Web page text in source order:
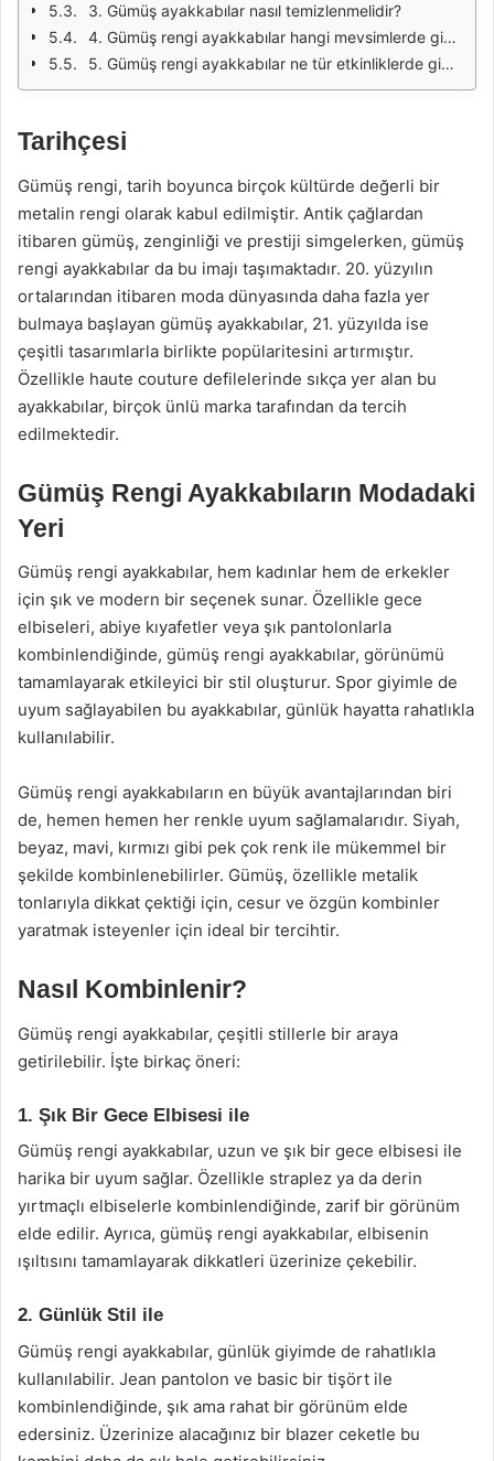
3. Gümüş ayakkabılar nasıl temizlenmelidir?
4. Gümüş rengi ayakkabılar hangi mevsimlerde giyilebilir?
5. Gümüş rengi ayakkabılar ne tür etkinliklerde giyilebilir?
Tarihçesi
Gümüş rengi, tarih boyunca birçok kültürde değerli bir
metalin rengi olarak kabul edilmiştir. Antik çağlardan
itibaren gümüş, zenginliği ve prestiji simgelerken, gümüş
rengi ayakkabılar da bu imajı taşımaktadır. 20. yüzyılın
ortalarından itibaren moda dünyasında daha fazla yer
bulmaya başlayan gümüş ayakkabılar, 21. yüzyılda ise
çeşitli tasarımlarla birlikte popülaritesini artırmıştır.
Özellikle haute couture defilelerinde sıkça yer alan bu
ayakkabılar, birçok ünlü marka tarafından da tercih
edilmektedir.
Gümüş Rengi Ayakkabıların Modadaki
Yeri
Gümüş rengi ayakkabılar, hem kadınlar hem de erkekler
için şık ve modern bir seçenek sunar. Özellikle gece
elbiseleri, abiye kıyafetler veya şık pantolonlarla
kombinlendiğinde, gümüş rengi ayakkabılar, görünümü
tamamlayarak etkileyici bir stil oluşturur. Spor giyimle de
uyum sağlayabilen bu ayakkabılar, günlük hayatta rahatlıkla
kullanılabilir.
Gümüş rengi ayakkabıların en büyük avantajlarından biri
de, hemen hemen her renkle uyum sağlamalarıdır. Siyah,
beyaz, mavi, kırmızı gibi pek çok renk ile mükemmel bir
şekilde kombinlenebilirler. Gümüş, özellikle metalik
tonlarıyla dikkat çektiği için, cesur ve özgün kombinler
yaratmak isteyenler için ideal bir tercihtir.
Nasıl Kombinlenir?
Gümüş rengi ayakkabılar, çeşitli stillerle bir araya
getirilebilir. İşte birkaç öneri:
1. Şık Bir Gece Elbisesi ile
Gümüş rengi ayakkabılar, uzun ve şık bir gece elbisesi ile
harika bir uyum sağlar. Özellikle straplez ya da derin
yırtmaçlı elbiselerle kombinlendiğinde, zarif bir görünüm
elde edilir. Ayrıca, gümüş rengi ayakkabılar, elbisenin
ışıltısını tamamlayarak dikkatleri üzerinize çekebilir.
2. Günlük Stil ile
Gümüş rengi ayakkabılar, günlük giyimde de rahatlıkla
kullanılabilir. Jean pantolon ve basic bir tişört ile
kombinlendiğinde, şık ama rahat bir görünüm elde
edersiniz. Üzerinize alacağınız bir blazer ceketle bu